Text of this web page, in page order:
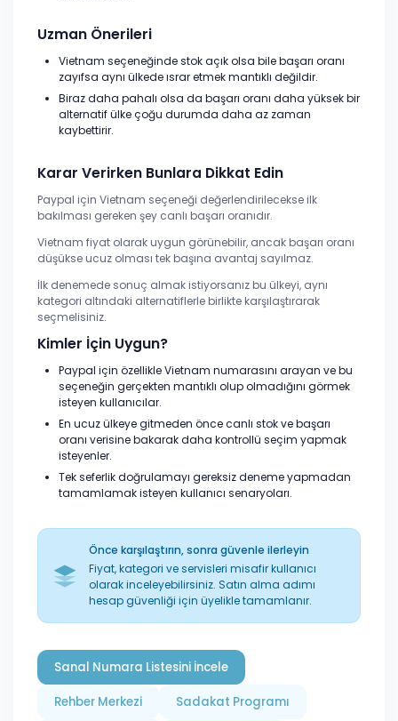
Uzman Önerileri
Vietnam seçeneğinde stok açık olsa bile başarı oranı
zayıfsa aynı ülkede ısrar etmek mantıklı değildir.
Biraz daha pahalı olsa da başarı oranı daha yüksek bir
alternatif ülke çoğu durumda daha az zaman
kaybettirir.
Karar Verirken Bunlara Dikkat Edin
Paypal için Vietnam seçeneği değerlendirilecekse ilk
bakılması gereken şey canlı başarı oranıdır.
Vietnam fiyat olarak uygun görünebilir, ancak başarı oranı
düşükse ucuz olması tek başına avantaj sayılmaz.
İlk denemede sonuç almak istiyorsanız bu ülkeyi, aynı
kategori altındaki alternatiflerle birlikte karşılaştırarak
seçmelisiniz.
Kimler İçin Uygun?
Paypal için özellikle Vietnam numarasını arayan ve bu
seçeneğin gerçekten mantıklı olup olmadığını görmek
isteyen kullanıcılar.
En ucuz ülkeye gitmeden önce canlı stok ve başarı
oranı verisine bakarak daha kontrollü seçim yapmak
isteyenler.
Tek seferlik doğrulamayı gereksiz deneme yapmadan
tamamlamak isteyen kullanıcı senaryoları.
Önce karşılaştırın, sonra güvenle ilerleyin
Fiyat, kategori ve servisleri misafir kullanıcı
olarak inceleyebilirsiniz. Satın alma adımı
hesap güvenliği için üyelikle tamamlanır.
Sanal Numara Listesini İncele
Rehber Merkezi Sadakat Programı